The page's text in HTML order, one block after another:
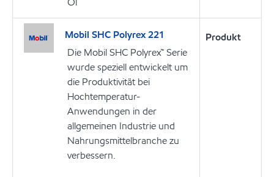
Mobil SHC Polyrex 221
Die Mobil SHC Polyrex™ Serie
wurde speziell entwickelt um
die Produktivität bei
Hochtemperatur-
Anwendungen in der
allgemeinen Industrie und
Nahrungsmittelbranche zu
verbessern.
Produkt